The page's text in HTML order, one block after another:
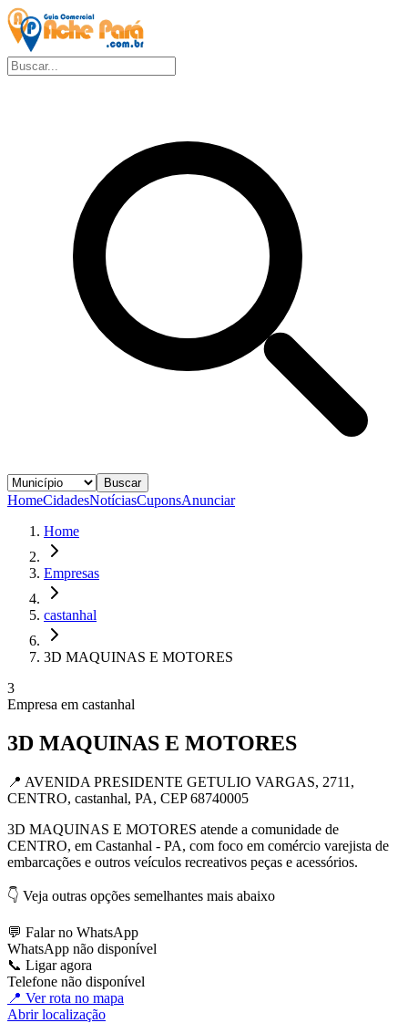
Buscar
HomeCidadesNotíciasCuponsAnunciar
Home
Empresas
castanhal
3D MAQUINAS E MOTORES
3
Empresa em castanhal
3D MAQUINAS E MOTORES
📍 AVENIDA PRESIDENTE GETULIO VARGAS, 2711,
CENTRO, castanhal, PA, CEP 68740005
3D MAQUINAS E MOTORES atende a comunidade de
CENTRO, em Castanhal - PA, com foco em comércio varejista de
embarcações e outros veículos recreativos peças e acessórios.
👇 Veja outras opções semelhantes mais abaixo
💬 Falar no WhatsApp
WhatsApp não disponível
📞 Ligar agora
Telefone não disponível
📍 Ver rota no mapa
Abrir localização